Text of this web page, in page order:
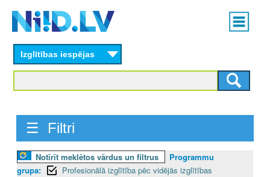
content
Main
menu
Izglītības iespējas
☰ Filtri
Notīrīt meklētos vārdus un filtrus
Programmu
grupa:
Profesionālā izglītība pēc vidējās izglītības